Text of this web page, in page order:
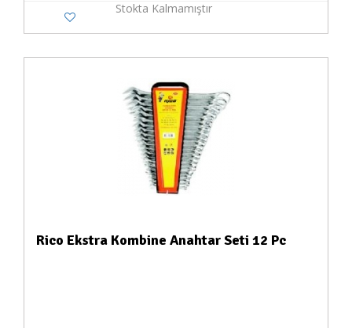
Stokta Kalmamıştır
Rico Ekstra Kombine Anahtar Seti 12 Pc